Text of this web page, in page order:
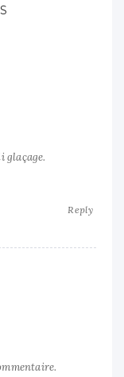
glaçage.
Reply